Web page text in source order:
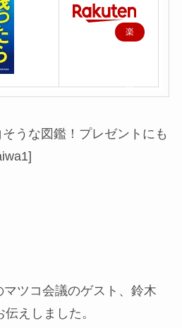
楽
購
うな図鑑！プレゼントにも
ツコ会議のゲスト、鈴木
えしました。